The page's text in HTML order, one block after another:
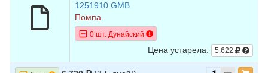
1251910 GMB
Помпа
0 шт. Дунайский
Цена устарела: 5.622